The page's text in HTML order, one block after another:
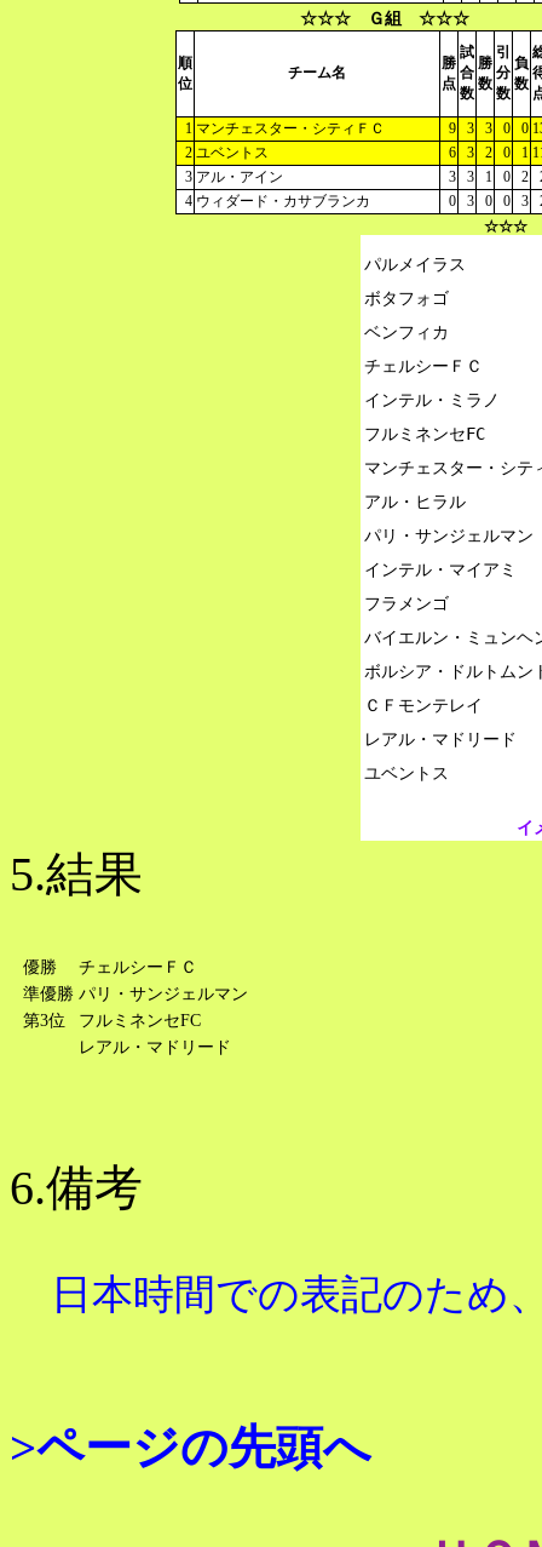
☆☆☆ Ｇ組 ☆☆☆
順
位
チーム名
勝
点
試
合
数
勝
数
引
分
数
負
数
1 マンチェスター・シティＦＣ 9 3 3 0 0
2 ユベントス 6 3 2 0 1
3 アル・アイン 3 3 1 0 2
4 ウィダード・カサブランカ 0 3 0 0 3
☆☆☆
パルメイラス
ボタフォゴ
ベンフィカ
チェルシーＦＣ
インテル・ミラノ
フルミネンセFC
マンチェスター・シテ
アル・ヒラル
パリ・サンジェルマン
インテル・マイアミ
フラメンゴ
バイエルン・ミュンヘ
ボルシア・ドルトムン
ＣＦモンテレイ
レアル・マドリード
イ
5.結果
優勝
チェルシーＦＣ
準優勝 パリ・サンジェルマン
第3位
フルミネンセFC
レアル・マドリード
6.備考
日本時間での表記のため
>ページの先頭へ